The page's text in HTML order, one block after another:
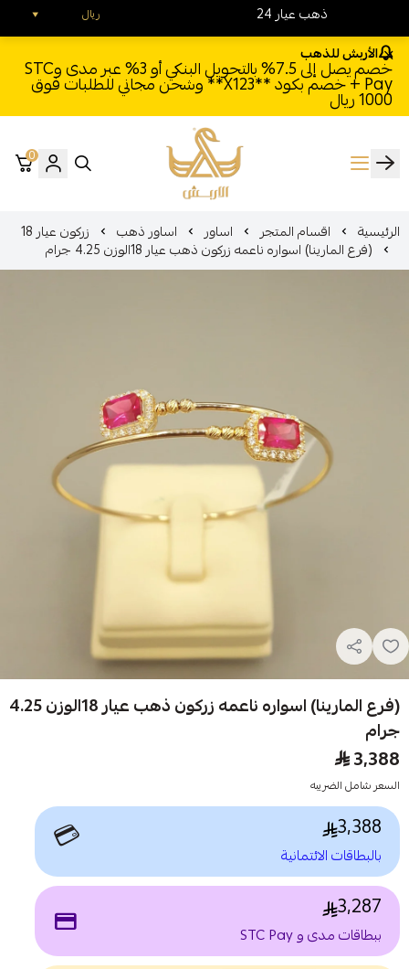
الأربش للذهب
خصم يصل إلى 7.5% بالتحويل البنكي أو 3% عبر مدى وSTC
Pay + خصم بكود **X123** وشحن مجاني للطلبات فوق
1000 ريال
الأربش للذهب
0
الرئيسية اقسام المتجر اساور اساور ذهب زركون عيار 18
(فرع المارينا) اسواره ناعمه زركون ذهب عيار 18الوزن 4.25 جرام
(فرع المارينا) اسواره ناعمه زركون ذهب عيار 18الوزن 4.25
جرام
3,388
السعر شامل الضريبه
3,388
بالبطاقات الائتمانية 💳
3,287
ببطاقات مدى و STC Pay payment
24 ذهب عيار ريال